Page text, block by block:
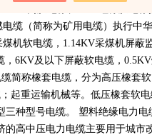
硅橡胶绝缘
缆（简称为矿用电缆）执行中
机软电缆， 1.14KV采煤机屏蔽
6KV及以下屏蔽软电缆， 0.5KV
简称橡套电缆，分为高压橡套
起重运输机械等。低压橡套软
种型号电缆。 塑料绝缘电力
高中压电力电缆主要用于城